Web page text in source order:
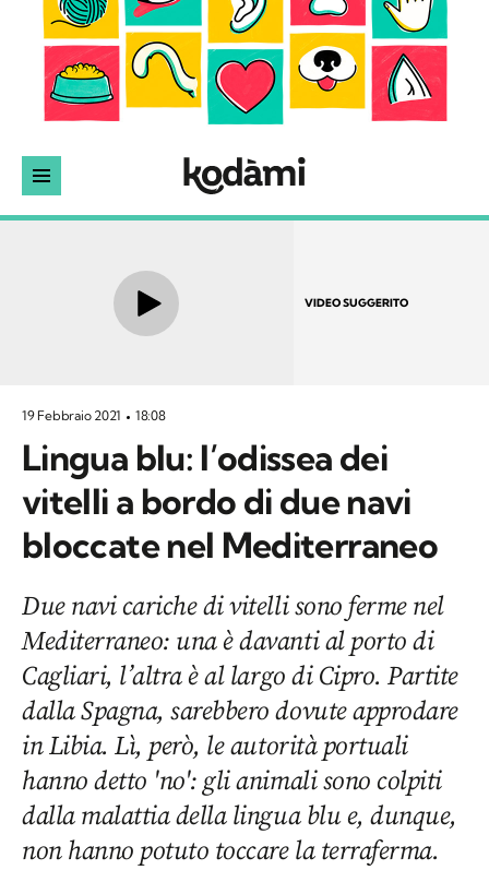
VIDEO SUGGERITO
19 Febbraio 2021 18:08
Lingua blu: l’odissea dei
vitelli a bordo di due navi
bloccate nel Mediterraneo
Due navi cariche di vitelli sono ferme nel
Mediterraneo: una è davanti al porto di
Cagliari, l’altra è al largo di Cipro. Partite
dalla Spagna, sarebbero dovute approdare
in Libia. Lì, però, le autorità portuali
hanno detto 'no': gli animali sono colpiti
dalla malattia della lingua blu e, dunque,
non hanno potuto toccare la terraferma.